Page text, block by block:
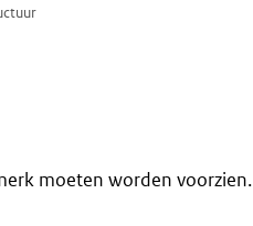
moeten worden voorzien.